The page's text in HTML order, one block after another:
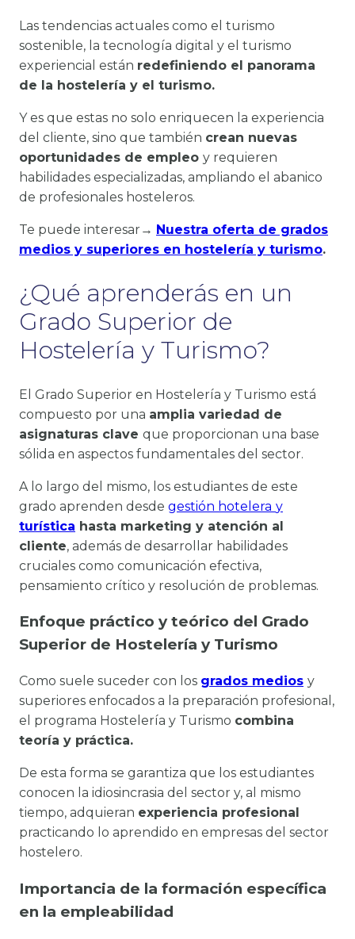
Las tendencias actuales como el turismo
sostenible, la tecnología digital y el turismo
experiencial están redefiniendo el panorama
de la hostelería y el turismo.
Y es que estas no solo enriquecen la experiencia
del cliente, sino que también crean nuevas
oportunidades de empleo y requieren
habilidades especializadas, ampliando el abanico
de profesionales hosteleros.
Te puede interesar→ Nuestra oferta de grados
medios y superiores en hostelería y turismo.
¿Qué aprenderás en un
Grado Superior de
Hostelería y Turismo?
El Grado Superior en Hostelería y Turismo está
compuesto por una amplia variedad de
asignaturas clave que proporcionan una base
sólida en aspectos fundamentales del sector.
A lo largo del mismo, los estudiantes de este
grado aprenden desde gestión hotelera y
turística hasta marketing y atención al
cliente, además de desarrollar habilidades
cruciales como comunicación efectiva,
pensamiento crítico y resolución de problemas.
Enfoque práctico y teórico del Grado
Superior de Hostelería y Turismo
Como suele suceder con los grados medios y
superiores enfocados a la preparación profesional,
el programa Hostelería y Turismo combina
teoría y práctica.
De esta forma se garantiza que los estudiantes
conocen la idiosincrasia del sector y, al mismo
tiempo, adquieran experiencia profesional
practicando lo aprendido en empresas del sector
hostelero.
Importancia de la formación específica
en la empleabilidad